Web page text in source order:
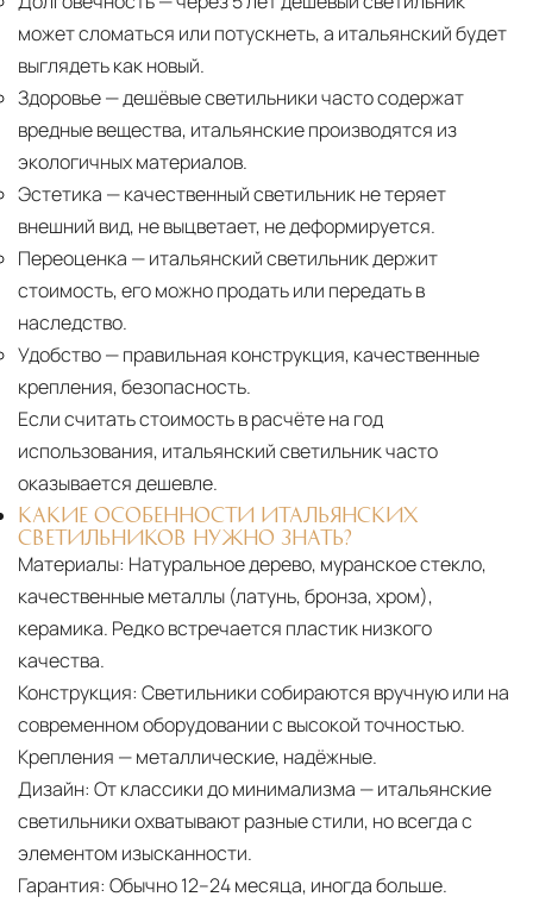
может сломаться или потускнеть, а итальянский будет
выглядеть как новый.
Здоровье— дешёвые светильники часто содержат
вредные вещества, итальянские производятся из
экологичных материалов.
Эстетика — качественный светильник не теряет
внешний вид, не выцветает, не деформируется.
Переоценка — итальянский светильник держит
стоимость, его можно продать или передать в
наследство.
Удобство— правильная конструкция, качественные
крепления, безопасность.
Если считать стоимость в расчёте на год
использования, итальянский светильник часто
оказывается дешевле.
КАКИЕ ОСОБЕННОСТИ ИТАЛЬЯНСКИХ
СВЕТИЛЬНИКОВ НУЖНО ЗНАТЬ?
Материалы: Натуральное дерево, муранское стекло,
качественные металлы (латунь, бронза, хром),
керамика. Редко встречается пластик низкого
качества.
Конструкция: Светильники собираются вручную или на
современном оборудовании с высокой точностью.
Крепления — металлические, надёжные.
Дизайн: От классики до минимализма — итальянские
светильники охватывают разные стили, но всегда с
элементом изысканности.
Гарантия: Обычно 12–24 месяца, иногда больше.